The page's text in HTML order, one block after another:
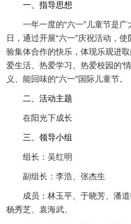
一、指导思想
一年一度的“六一”儿童节是广
日，通过开展“六一”庆祝活动，
验集体合作的快乐，体现乐观进
爱生活、热爱学习、热爱校园的'
义、能回味的“六一”国际儿童节。
二、活动主题
在阳光下成长
三、领导小组
组长：吴红明
副组长：李浩、张杰生
成员：林玉平、于晓芳、潘道
杨秀芝、袁海武、